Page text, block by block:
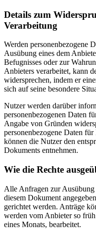
Details zum
Verarbeitung
Werden personenbezogene
Ausübung eines dem
Befugnisses oder zur
Anbieters verarbeitet, kann
widersprechen, indem er
sich auf seine besondere
Nutzer werden darüber
personenbezogenen Daten
Angabe von Gründen
personenbezogene Daten
können die Nutzer den
Dokuments entnehmen.
Wie die Rechte
Alle Anfragen zur
diesem Dokument
gerichtet werden. Anträge
werden vom Anbieter so
eines Monats, bearbeitet.